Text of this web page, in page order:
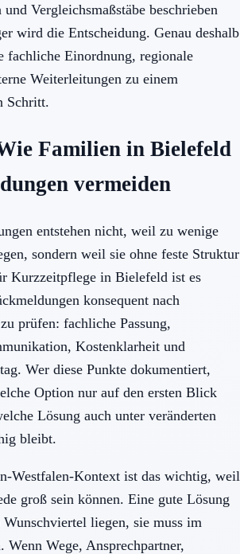
Vergleichsmaßstäbe beschrieben
wird die Entscheidung. Genau deshalb
fachliche Einordnung, regionale
Weiterleitungen zu einem
Schritt.
Familien in Bielefeld
vermeiden
entstehen nicht, weil zu wenige
sondern weil sie ohne feste Struktur
Kurzzeitpflege in Bielefeld ist es
konsequent nach
prüfen: fachliche Passung,
Kostenklarheit und
Wer diese Punkte dokumentiert,
Option nur auf den ersten Blick
Lösung auch unter veränderten
bleibt.
Westfalen-Kontext ist das wichtig, weil
groß sein können. Eine gute Lösung
liegen, sie muss im
Wege, Ansprechpartner,